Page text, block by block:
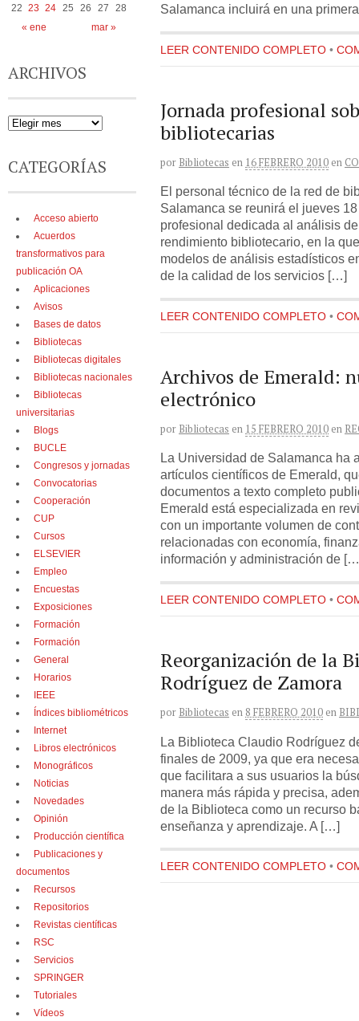
Salamanca incluirá en una
LEER CONTENIDO COMPLETO •
Jornada profesional
bibliotecarias
por Bibliotecas en 16 FEBRERO 2010 en
El personal técnico de la red de
Salamanca se reunirá el jueves
profesional dedicada al análisis
rendimiento bibliotecario, en la
modelos de análisis estadísticos
de la calidad de los servicios […]
LEER CONTENIDO COMPLETO •
Archivos de Emerald:
electrónico
por Bibliotecas en 15 FEBRERO 2010 en
La Universidad de Salamanca ha
artículos científicos de Emerald,
documentos a texto completo
Emerald está especializada en
con un importante volumen de
relacionadas con economía,
información y administración de
LEER CONTENIDO COMPLETO •
Reorganización de la
Rodríguez de Zamora
por Bibliotecas en 8 FEBRERO 2010 en
La Biblioteca Claudio Rodríguez
finales de 2009, ya que era
que facilitara a sus usuarios la
manera más rápida y precisa,
de la Biblioteca como un recurso
enseñanza y aprendizaje. A […]
LEER CONTENIDO COMPLETO •
« ene mar »
22 23 24 25 26 27 28
ARCHIVOS
CATEGORÍAS
Acceso abierto
Acuerdos
transformativos para
publicación OA
Aplicaciones
Avisos
Bases de datos
Bibliotecas
Bibliotecas digitales
Bibliotecas nacionales
Bibliotecas
universitarias
Blogs
BUCLE
Congresos y jornadas
Convocatorias
Cooperación
CUP
Cursos
ELSEVIER
Empleo
Encuestas
Exposiciones
Formación
Formación
General
Horarios
IEEE
Índices bibliométricos
Internet
Libros electrónicos
Monográficos
Noticias
Novedades
Opinión
Producción científica
Publicaciones y
documentos
Recursos
Repositorios
Revistas científicas
RSC
Servicios
SPRINGER
Tutoriales
Vídeos